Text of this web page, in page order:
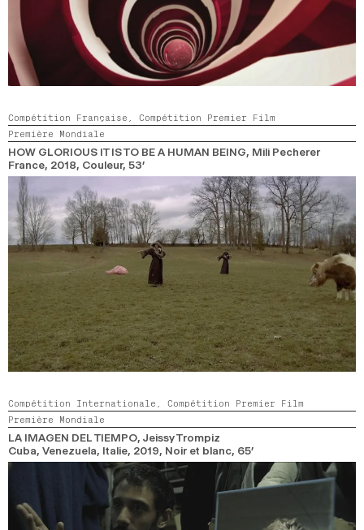
Compétition Française, Compétition Premier Film
Première Mondiale
HOW GLORIOUS IT IS TO BE A HUMAN BEING, Mili Pecherer
France, 2018, Couleur, 53’
Compétition Internationale, Compétition Premier Film
Première Mondiale
LA IMAGEN DEL TIEMPO, Jeissy Trompiz
Cuba, Venezuela, Italie, 2019, Noir et blanc, 65’